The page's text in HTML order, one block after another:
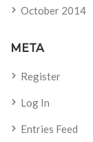
October 2014
META
Register
Log In
Entries Feed